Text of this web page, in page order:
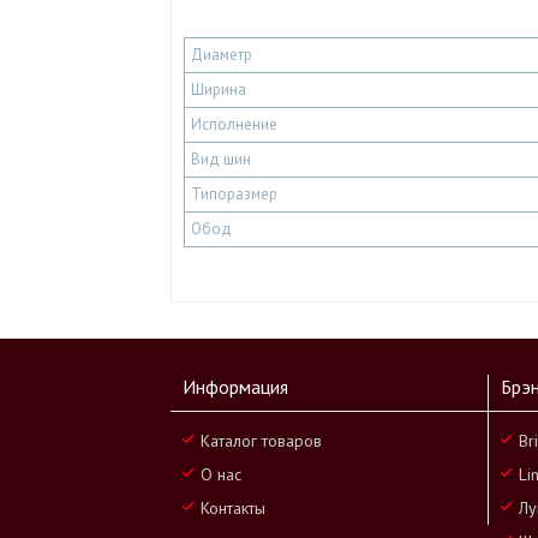
Диаметр
Ширина
Исполнение
Вид шин
Типоразмер
Обод
Информация
Каталог товаров
О нас
Контакты